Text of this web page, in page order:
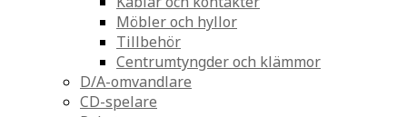
Möbler och hyllor
Tillbehör
Centrumtyngder och klämmor
D/A-omvandlare
CD-spelare